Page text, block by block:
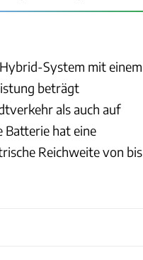
System mit einem
beträgt
als auch auf
Batterie hat eine
Reichweite von bis